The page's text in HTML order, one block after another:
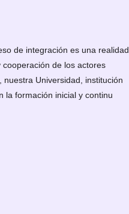
de integración es una realidad
de los actores
Universidad, institución
la formación inicial y continu